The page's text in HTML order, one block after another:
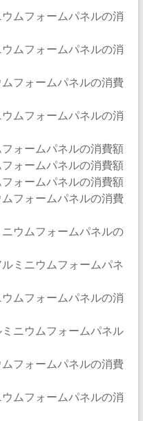
ムフォームパネルの消
ムフォームパネルの消
フォームパネルの消費
ムフォームパネルの消
ォームパネルの消費額
ォームパネルの消費額
ォームパネルの消費額
フォームパネルの消費
ウムフォームパネルの
ミニウムフォームパネ
ムフォームパネルの消
ニウムフォームパネル
フォームパネルの消費
ムフォームパネルの消